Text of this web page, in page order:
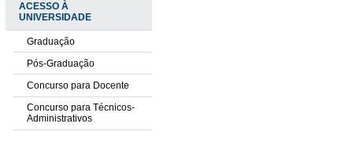
ACESSO À
UNIVERSIDADE
Graduação
Pós-Graduação
Concurso para Docente
Concurso para Técnicos-
Administrativos